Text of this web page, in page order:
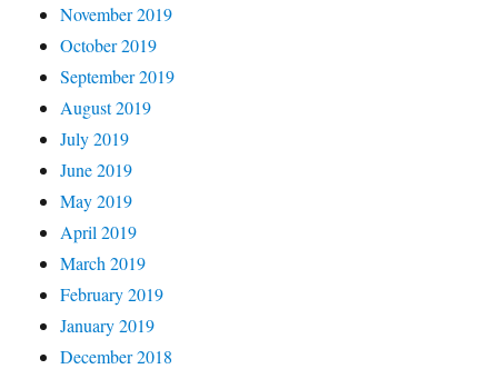
November 2019
October 2019
September 2019
August 2019
July 2019
June 2019
May 2019
April 2019
March 2019
February 2019
January 2019
December 2018